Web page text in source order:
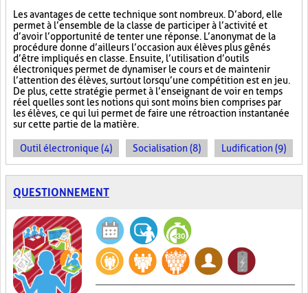
Les avantages de cette technique sont nombreux. D’abord, elle
permet à l’ensemble de la classe de participer à l’activité et
d’avoir l’opportunité de tenter une réponse. L’anonymat de la
procédure donne d’ailleurs l’occasion aux élèves plus gênés
d’être impliqués en classe. Ensuite, l’utilisation d’outils
électroniques permet de dynamiser le cours et de maintenir
l’attention des élèves, surtout lorsqu’une compétition est en jeu.
De plus, cette stratégie permet à l’enseignant de voir en temps
réel quelles sont les notions qui sont moins bien comprises par
les élèves, ce qui lui permet de faire une rétroaction instantanée
sur cette partie de la matière.
Outil électronique (4) Socialisation (8) Ludification (9)
QUESTIONNEMENT